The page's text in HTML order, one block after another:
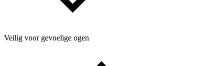
Veilig voor gevoelige ogen